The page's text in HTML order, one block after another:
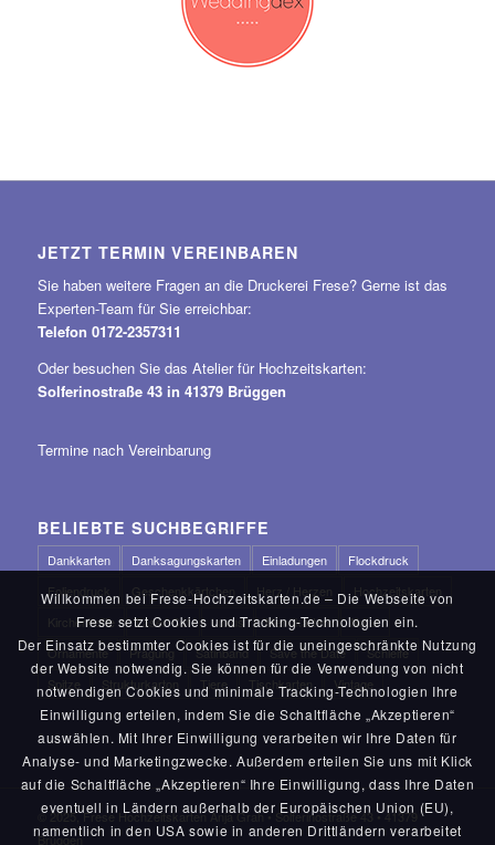
JETZT TERMIN VEREINBAREN
Sie haben weitere Fragen an die Druckerei Frese? Gerne ist das
Experten-Team für Sie erreichbar:
Telefon 0172-2357311
Oder besuchen Sie das Atelier für Hochzeitskarten:
Solferinostraße 43 in 41379 Brüggen
Termine nach Vereinbarung
BELIEBTE SUCHBEGRIFFE
Dankkarten Danksagungskarten Einladungen
Flockdruck
Foliendruck
Geschenkkärtchen Herz / Herzen
Hochzeitskarten
Kirchenhefte
Laser-Cut Luxus Menükarten
Natur
Ornamente
Prägung Satinband Save the Date
Schleife
Spitze
Strukturkarton Tiere Tischkarten Vintage
© 2025, Frese Hochzeitskarten Anja Grah • Solferinostraße 43 • 41379
Brüggen
Willkommen bei Frese-Hochzeitskarten.de – Die Webseite von
Frese setzt Cookies und Tracking-Technologien ein.
Der Einsatz bestimmter Cookies ist für die uneingeschränkte Nutzung
der Website notwendig. Sie können für die Verwendung von nicht
notwendigen Cookies und minimale Tracking-Technologien Ihre
Einwilligung erteilen, indem Sie die Schaltfläche „Akzeptieren“
auswählen. Mit Ihrer Einwilligung verarbeiten wir Ihre Daten für
Analyse- und Marketingzwecke. Außerdem erteilen Sie uns mit Klick
auf die Schaltfläche „Akzeptieren“ Ihre Einwilligung, dass Ihre Daten
eventuell in Ländern außerhalb der Europäischen Union (EU),
namentlich in den USA sowie in anderen Drittländern verarbeitet